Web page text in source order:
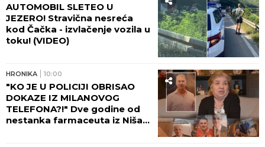
AUTOMOBIL SLETEO U
JEZERO! Stravična nesreća
kod Čačka - izvlačenje vozila u
toku! (VIDEO)
HRONIKA 10:00
"KO JE U POLICIJI OBRISAO
DOKAZE IZ MILANOVOG
TELEFONA?!" Dve godine od
nestanka farmaceuta iz Niša,